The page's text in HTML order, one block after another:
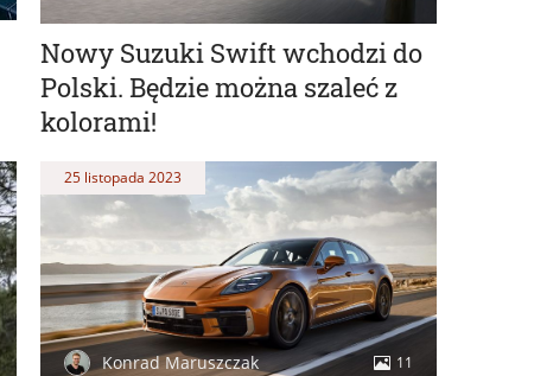
Nowy Suzuki Swift wchodzi do
Polski. Będzie można szaleć z
kolorami!
25 listopada 2023
Konrad Maruszczak 11